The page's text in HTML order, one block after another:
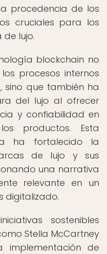
procedencia de los
cruciales para los
lujo.
blockchain no
procesos internos
que también ha
del lujo al ofrecer
y confiabilidad en
productos. Esta
ha fortalecido la
de lujo y sus
una narrativa
relevante en un
digitalizado.
sostenibles
Stella McCartney
de